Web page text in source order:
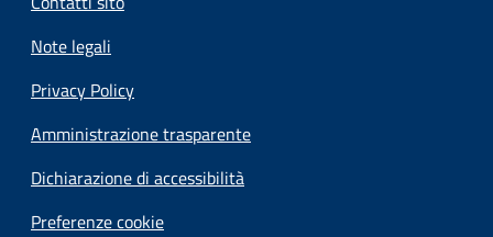
Note legali
Privacy Policy
Amministrazione trasparente
Dichiarazione di accessibilità
Preferenze cookie